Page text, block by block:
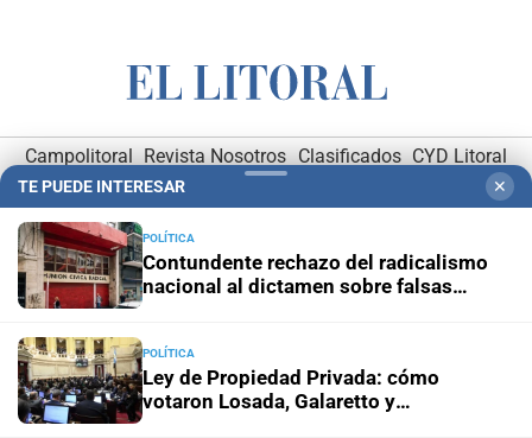
Campolitoral Revista Nosotros Clasificados CYD Litoral
Podcasts Mirador Provincial
Puerto Negocios
Notife
Hemeroteca Digital (1930-1979) -Receptorías de avisos
TE PUEDE INTERESAR ✕
POLÍTICA
Contundente rechazo del radicalismo
nacional al dictamen sobre falsas
POLÍTICA
Ley de Propiedad Privada: cómo
votaron Losada, Galaretto y